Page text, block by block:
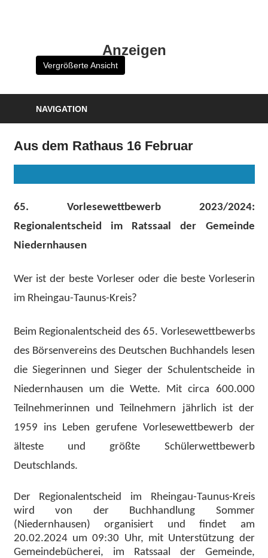
Anzeigen
Vergrößerte Ansicht
NAVIGATION
Aus dem Rathaus 16 Februar
65. Vorlesewettbewerb 2023/2024:
Regionalentscheid im Ratssaal der Gemeinde
Niedernhausen
Wer ist der beste Vorleser oder die beste Vorleserin
im Rheingau-Taunus-Kreis?
Beim Regionalentscheid des 65. Vorlesewettbewerbs
des Börsenvereins des Deutschen Buchhandels lesen
die Siegerinnen und Sieger der Schulentscheide in
Niedernhausen um die Wette. Mit circa 600.000
Teilnehmerinnen und Teilnehmern jährlich ist der
1959 ins Leben gerufene Vorlesewettbewerb der
älteste und größte Schülerwettbewerb
Deutschlands.
Der Regionalentscheid im Rheingau-Taunus-Kreis
wird von der Buchhandlung Sommer
(Niedernhausen) organisiert und findet am
20.02.2024 um 09:30 Uhr, mit Unterstützung der
Gemeindebücherei, im Ratssaal der Gemeinde,